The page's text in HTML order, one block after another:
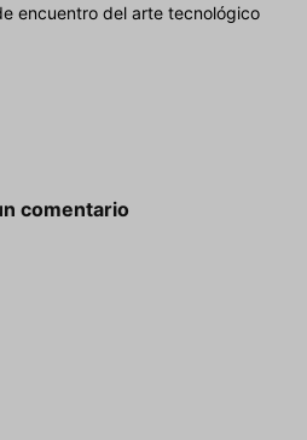
encuentro del arte tecnológico
comentario